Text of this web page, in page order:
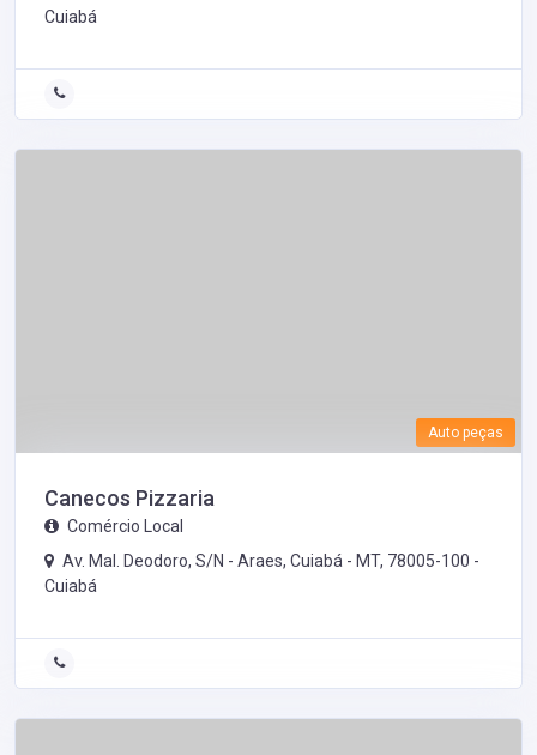
Cuiabá
Auto peças
Canecos Pizzaria
Comércio Local
Av. Mal. Deodoro, S/N - Araes, Cuiabá - MT, 78005-100 -
Cuiabá